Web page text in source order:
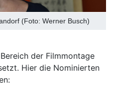
(Foto: Werner Busch)
der Filmmontage
Hier die Nominierten